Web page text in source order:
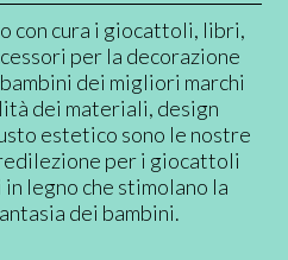
con cura i giocattoli, libri,
per la decorazione
dei migliori marchi
dei materiali, design
estetico sono le nostre
per i giocattoli
legno che stimolano la
dei bambini.